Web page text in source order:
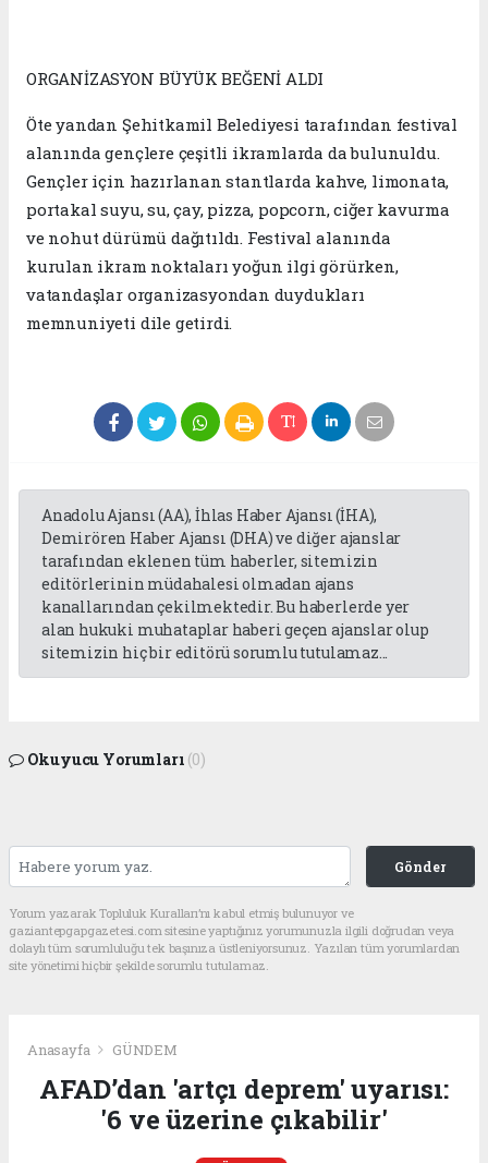
ORGANİZASYON BÜYÜK BEĞENİ ALDI
Öte yandan Şehitkamil Belediyesi tarafından festival
alanında gençlere çeşitli ikramlarda da bulunuldu.
Gençler için hazırlanan stantlarda kahve, limonata,
portakal suyu, su, çay, pizza, popcorn, ciğer kavurma
ve nohut dürümü dağıtıldı. Festival alanında
kurulan ikram noktaları yoğun ilgi görürken,
vatandaşlar organizasyondan duydukları
memnuniyeti dile getirdi.
Anadolu Ajansı (AA), İhlas Haber Ajansı (İHA),
Demirören Haber Ajansı (DHA) ve diğer ajanslar
tarafından eklenen tüm haberler, sitemizin
editörlerinin müdahalesi olmadan ajans
kanallarından çekilmektedir. Bu haberlerde yer
alan hukuki muhataplar haberi geçen ajanslar olup
sitemizin hiç bir editörü sorumlu tutulamaz...
Okuyucu Yorumları (0)
Gönder
Yorum yazarak Topluluk Kuralları’nı kabul etmiş bulunuyor ve
gaziantepgapgazetesi.com sitesine yaptığınız yorumunuzla ilgili doğrudan veya
dolaylı tüm sorumluluğu tek başınıza üstleniyorsunuz. Yazılan tüm yorumlardan
site yönetimi hiçbir şekilde sorumlu tutulamaz.
Anasayfa GÜNDEM
AFAD’dan 'artçı deprem' uyarısı:
'6 ve üzerine çıkabilir'